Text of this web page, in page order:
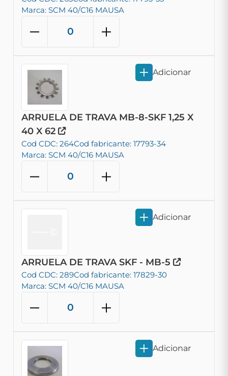
Marca: SCM 40/C16 MAUSA
ARRUELA DE TRAVA MB-8-SKF 1,25 X
40 X 62
Cod CDC: 264Cod fabricante: 17793-34
Marca: SCM 40/C16 MAUSA
Adicionar
ARRUELA DE TRAVA SKF - MB-5
Cod CDC: 289Cod fabricante: 17829-30
Marca: SCM 40/C16 MAUSA
Adicionar
Adicionar